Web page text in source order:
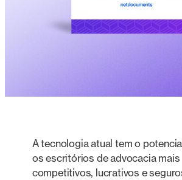
A tecnologia atual tem o
os escritórios de advocacia mais
competitivos, lucrativos e